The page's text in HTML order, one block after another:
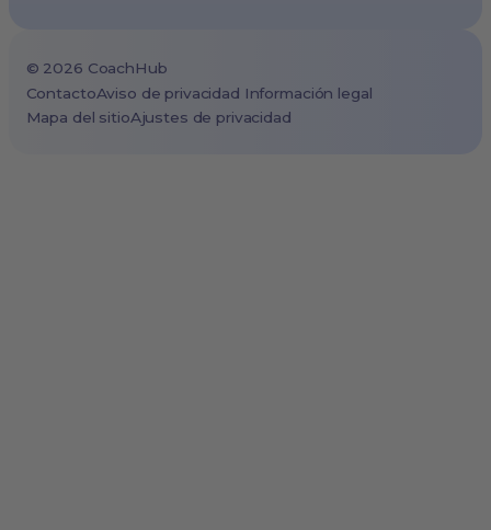
Cape Town, South Africa
São Paulo, Brazil
Toronto, Canada
© 2026 CoachHub
ContactoAviso de privacidad Información legal
Mapa del sitioAjustes de privacidad